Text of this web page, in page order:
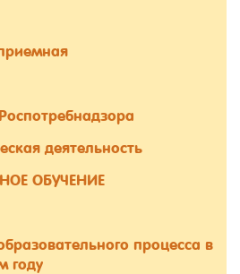
деятельность
ОБУЧЕНИЕ
процесса в
году